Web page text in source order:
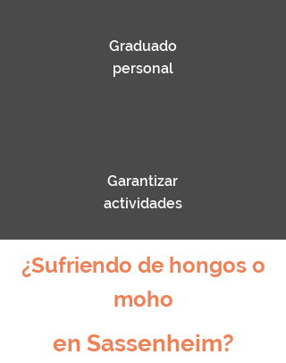
Graduado
personal
Garantizar
actividades
¿Sufriendo de hongos o
moho
en Sassenheim?